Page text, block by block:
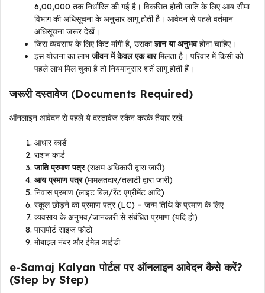
₹6,00,000 तक निर्धारित की गई है। विकसित होती जाति के लिए आय सीमा
विभाग की अधिसूचना के अनुसार लागू होती है। आवेदन से पहले वर्तमान
अधिसूचना जरूर देखें।
जिस व्यवसाय के लिए किट मांगी है, उसकाज्ञान या अनुभवहोना चाहिए।
इस योजना का लाभजीवन में केवल एक बारमिलता है। परिवार में किसी को
पहले लाभ मिल चुका है तो नियमानुसार शर्तें लागू होती हैं।
जरूरी दस्तावेज (Documents Required)
ऑनलाइन आवेदन से पहले ये दस्तावेज स्कैन करके तैयार रखें:
आधार कार्ड
राशन कार्ड
जाति प्रमाण पत्र(सक्षम अधिकारी द्वारा जारी)
आय प्रमाण पत्र(मामलतदार/तलाटी द्वारा जारी)
निवास प्रमाण (लाइट बिल/रेंट एग्रीमेंट आदि)
स्कूल छोड़ने का प्रमाण पत्र (LC) – जन्म तिथि के प्रमाण के लिए
व्यवसाय के अनुभव/जानकारी से संबंधित प्रमाण (यदि हो)
पासपोर्ट साइज फोटो
मोबाइल नंबर और ईमेल आईडी
e-Samaj Kalyan पोर्टल पर ऑनलाइन आवेदन कैसे करें?
(Step by Step)